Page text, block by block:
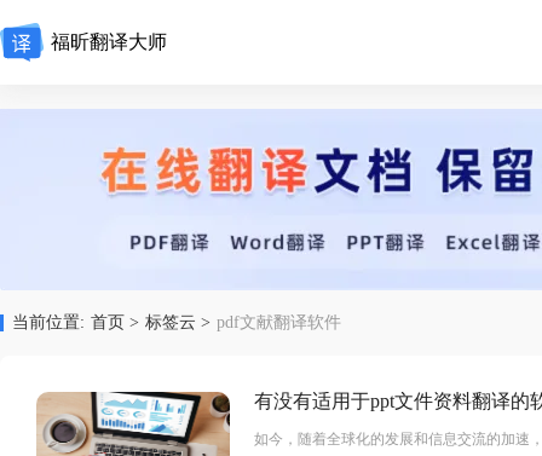
福昕翻译大师
当前位置: 首页 > 标签云 > pdf文献翻译软件
有没有适用于ppt文件资料翻译的
如今，随着全球化的发展和信息交流的加速